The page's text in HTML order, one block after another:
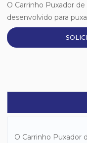
O Carrinho Puxador
desenvolvido para
O Carrinho Puxador